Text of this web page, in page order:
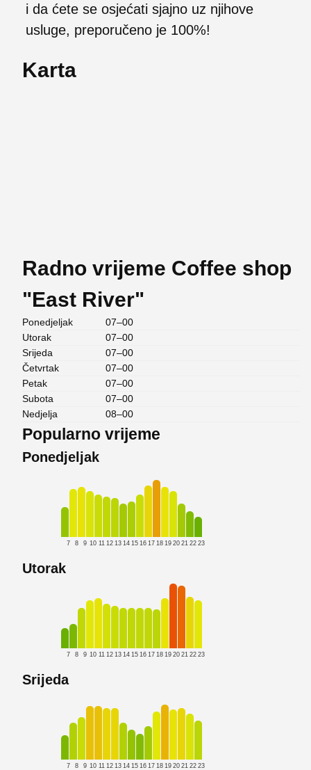
i da ćete se osjećati sjajno uz njihove
usluge, preporučeno je 100%!
Karta
Radno vrijeme Coffee shop
"East River"
Ponedjeljak
07–00
Utorak
07–00
Srijeda
07–00
Četvrtak
07–00
Petak
07–00
Subota
07–00
Nedjelja
08–00
Popularno vrijeme
Ponedjeljak
7 8 9 10 11 12 13 14 15 16 17 18 19 20 21 22 23
Utorak
7 8 9 10 11 12 13 14 15 16 17 18 19 20 21 22 23
Srijeda
7 8 9 10 11 12 13 14 15 16 17 18 19 20 21 22 23